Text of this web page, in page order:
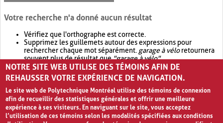
Votre recherche n'a donné aucun résultat
Vérifiez que l'orthographe est correcte.
Supprimez les guillemets autour des expressions pour
rechercher chaque mot séparément. garage à véloretournera
souvent plus de résultat que"garage à vélo".
Envisagez d'élargir votre recherche avec OR.garage OR vélo
retournera souvent plus de résultat quegarage à vélo
NOTRE SITE WEB UTILISE DES TÉMOINS AFIN DE
REHAUSSER VOTRE EXPÉRIENCE DE NAVIGATION.
Le site web de Polytechnique Montréal utilise des témoins de connexion
afin de recueillir des statistiques générales et offrir une meilleure
expérience à ses visiteurs. En naviguant sur le site, vous acceptez
l’utilisation de ces témoins selon les modalités spécifiées aux conditions